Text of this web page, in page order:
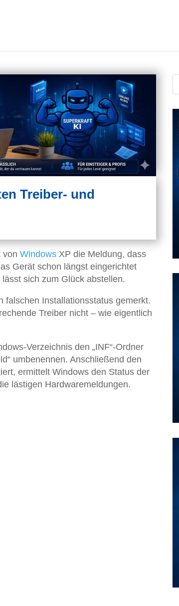
Treiber- und
von Windows XP die Meldung, dass
Gerät schon längst eingerichtet
sich zum Glück abstellen.
falschen Installationsstatus gemerkt.
Treiber nicht – wie eigentlich
Verzeichnis den „INF“-Ordner
umbenennen. Anschließend den
ermittelt Windows den Status der
lästigen Hardwaremeldungen.